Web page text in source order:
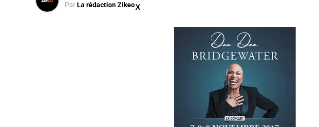
ParLa rédaction Zikeo